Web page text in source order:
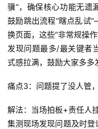
骥”，确保核心功能无遗
鼓励跳出流程“瞎点乱试
换页面，这些“非常规操
发现问题最多/最关键
式感拉满，鼓励大家多多
痛点3：问题提了没人管
解法：当场拍板+责任人
集测现场发现问题及时